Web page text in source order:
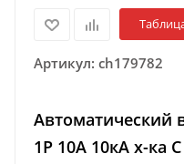
Артикул: ch179782
Автоматический
1P 10A 10кА х-ка